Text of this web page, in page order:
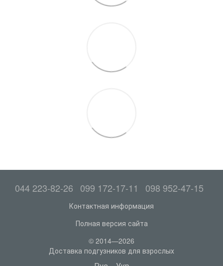
044 223-82-26 099 172-17-11 098 952-47-15
Контактная информация
Полная версия сайта
© 2014—2026
Доставка подгузников для взрослых